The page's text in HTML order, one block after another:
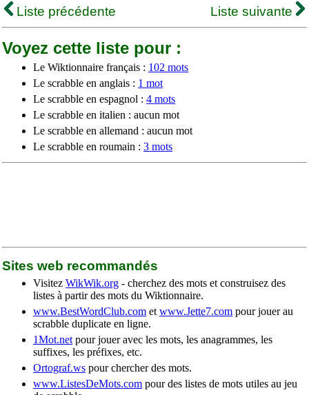
Liste précédente
Liste suivante
Voyez cette liste pour :
Le Wiktionnaire français : 102 mots
Le scrabble en anglais : 1 mot
Le scrabble en espagnol : 4 mots
Le scrabble en italien : aucun mot
Le scrabble en allemand : aucun mot
Le scrabble en roumain : 3 mots
Sites web recommandés
Visitez WikWik.org - cherchez des mots et construisez des
listes à partir des mots du Wiktionnaire.
www.BestWordClub.com et www.Jette7.com pour jouer au
scrabble duplicate en ligne.
1Mot.net pour jouer avec les mots, les anagrammes, les
suffixes, les préfixes, etc.
Ortograf.ws pour chercher des mots.
www.ListesDeMots.com pour des listes de mots utiles au jeu